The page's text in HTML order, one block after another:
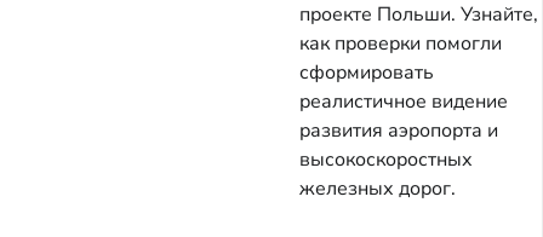
проекте Польши. Узнайте,
как проверки помогли
сформировать
реалистичное видение
развития аэропорта и
высокоскоростных
железных дорог.